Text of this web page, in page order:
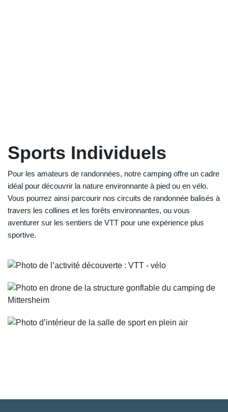
Sports Individuels
Pour les amateurs de randonnées, notre camping offre un cadre
idéal pour découvrir la nature environnante à pied ou en vélo.
Vous pourrez ainsi parcourir nos circuits de randonnée balisés à
travers les collines et les forêts environnantes, ou vous
aventurer sur les sentiers de VTT pour une expérience plus
sportive.